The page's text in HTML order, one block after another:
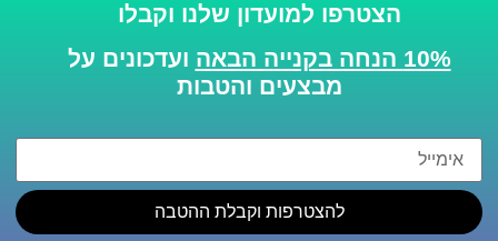
הצטרפו למועדון שלנו וקבלו
10% הנחה בקנייה הבאה
ועדכונים על
מבצעים והטבות
להצטרפות וקבלת ההטבה